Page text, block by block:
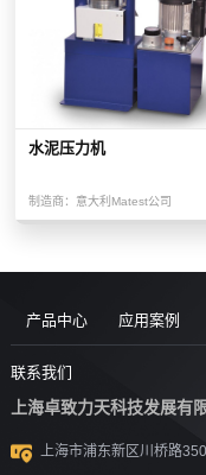
水泥压力机
制造商： 意大利Matest公司
产品中心
道路现场检
测设备
沥青/沥青胶
结料测试设
沥青混合料
应用案例
视频
联系我们
上海卓致力天科技发展有
上海市浦东新区川桥路